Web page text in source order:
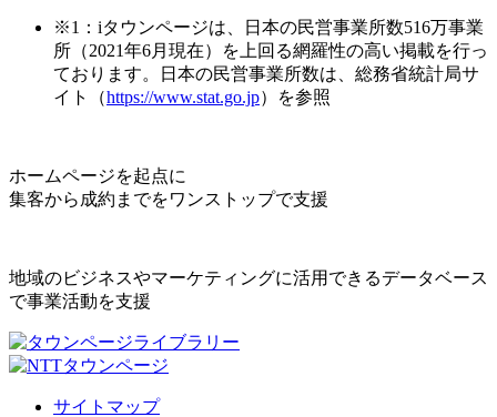
※1：iタウンページは、日本の民営事業所数516万事業
所（2021年6月現在）を上回る網羅性の高い掲載を行っ
ております。日本の民営事業所数は、総務省統計局サ
イト（https://www.stat.go.jp）を参照
ホームページを起点に
集客から成約までをワンストップで支援
地域のビジネスやマーケティングに活用できるデータベース
で事業活動を支援
サイトマップ